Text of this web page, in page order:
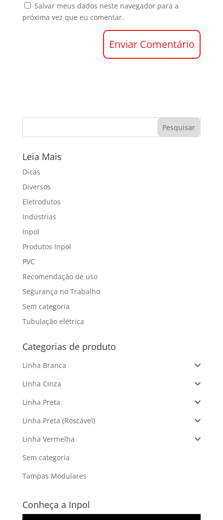
Salvar meus dados neste navegador para a
próxima vez que eu comentar.
Leia Mais
Dicas
Diversos
Eletrodutos
Indústrias
Inpol
Produtos Inpol
PVC
Recomendação de uso
Segurança no Trabalho
Sem categoria
Tubulação elétrica
Categorias de produto
Linha Branca
Linha Cinza
Linha Preta
Linha Preta (Roscável)
Linha Vermelha
Sem categoria
Tampas Modulares
Conheça a Inpol